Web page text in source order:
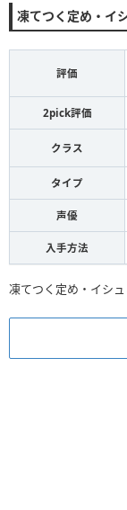
凍てつく定め・イ
評価
2pick評価
クラス
タイプ
声優
入手方法
凍てつく定め・イシュ